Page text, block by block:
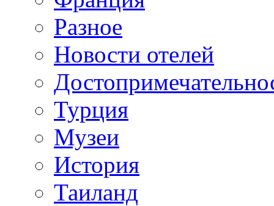
Разное
Новости отелей
Турция
Музеи
История
Таиланд